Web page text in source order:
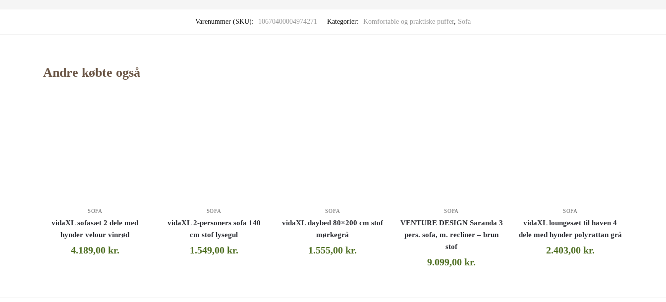
Varenummer (SKU): 10670400004974271 Kategorier: Komfortable og praktiske puffer, Sofa
Andre købte også
SOFA
vidaXL sofasæt 2 dele med
hynder velour vinrød
4.189,00 kr.
SOFA
vidaXL 2-personers sofa 140
cm stof lysegul
1.549,00 kr.
SOFA
vidaXL daybed 80×200 cm stof
mørkegrå
1.555,00kr.
SOFA
VENTURE DESIGN Saranda 3
pers. sofa, m. recliner – brun
stof
9.099,00kr.
SOFA
vidaXL loungesæt til haven 4
dele med hynder polyrattan grå
2.403,00 kr.